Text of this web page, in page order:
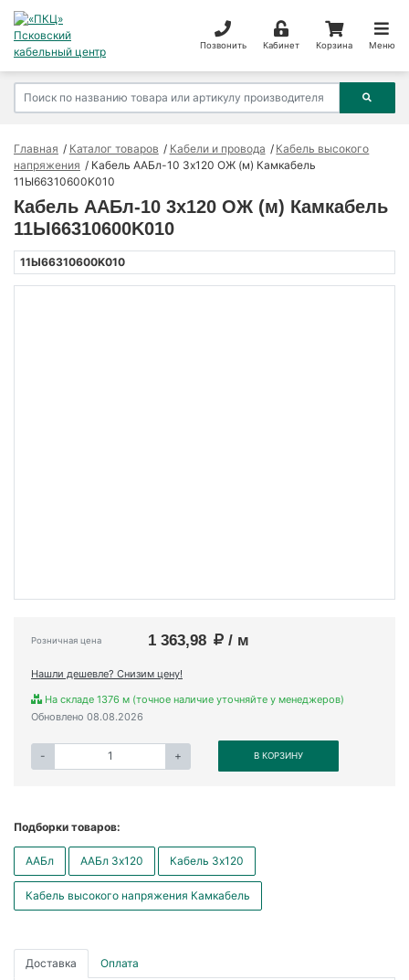
Позвонить Кабинет Корзина Меню
Главная Каталог товаров Кабели и провода
Кабель высокого
напряжения
Кабель ААБл-10 3х120 ОЖ (м) Камкабель
11Ы66310600K010
Кабель ААБл-10 3х120 ОЖ (м) Камкабель
11Ы66310600K010
11Ы66310600K010
Розничная цена 1 363,98 / м
Нашли дешевле? Снизим цену!
На складе 1376 м (точное наличие уточняйте у менеджеров)
Обновлено 08.08.2026
- + В КОРЗИНУ
Подборки товаров:
ААБл ААБл 3x120 Кабель 3x120
Кабель высокого напряжения Камкабель
Доставка Оплата